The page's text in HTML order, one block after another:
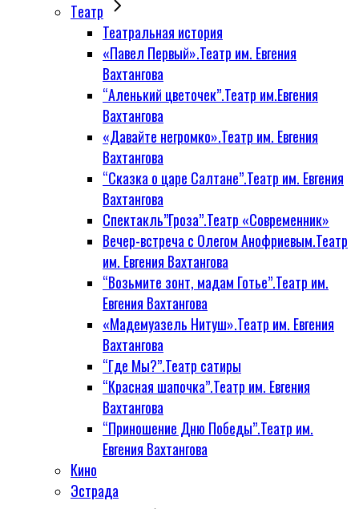
Tеатр
Театральная история
«Павел Первый».Театр им. Евгения
Вахтангова
“Аленький цветочек”.Театр им.Евгения
Вахтангова
«Давайте негромко».Театр им. Евгения
Вахтангова
“Сказка о царе Салтане”.Театр им. Евгения
Вахтангова
Спектакль”Гроза”.Театр «Современник»
Вечер-встреча с Олегом Анофриевым.Театр
им. Евгения Вахтангова
“Возьмите зонт, мадам Готье”.Театр им.
Евгения Вахтангова
«Мадемуазель Нитуш».Театр им. Евгения
Вахтангова
“Где Мы?”.Театр сатиры
“Красная шапочка”.Театр им. Евгения
Вахтангова
“Приношение Дню Победы”.Театр им.
Евгения Вахтангова
Кино
Эстрада